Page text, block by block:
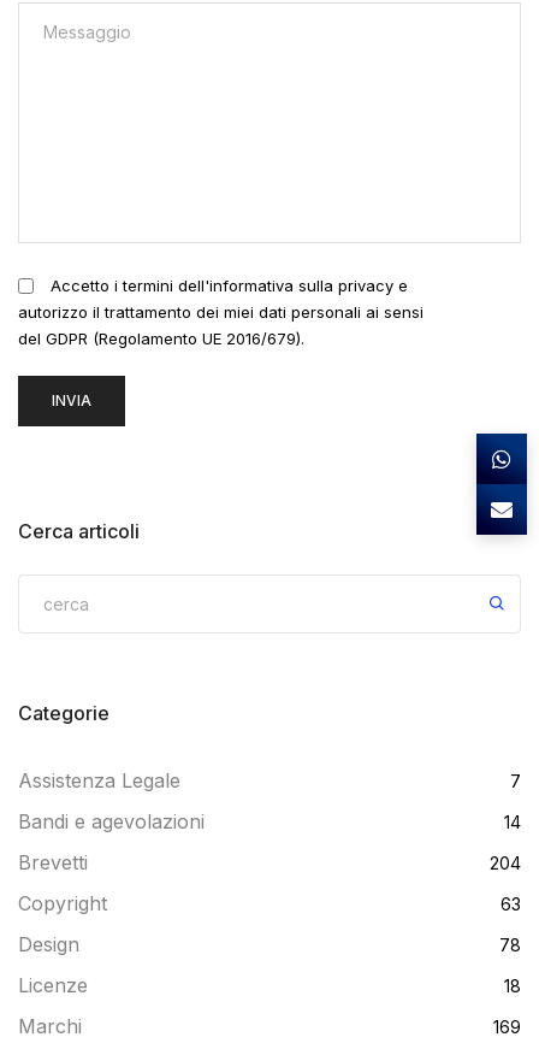
Accetto i termini dell'informativa sulla privacy e
autorizzo il trattamento dei miei dati personali ai sensi
del GDPR (Regolamento UE 2016/679).
Cerca articoli
Categorie
Assistenza Legale 7
Bandi e agevolazioni 14
Brevetti 204
Copyright 63
Design 78
Licenze 18
Marchi 169